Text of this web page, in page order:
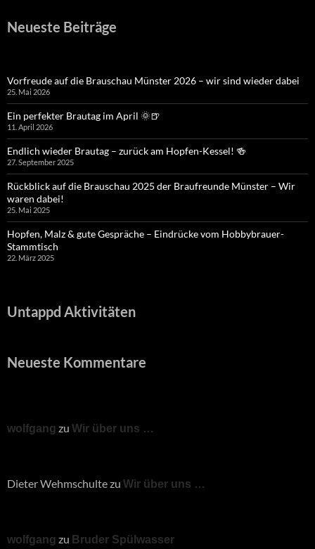
Neueste Beiträge
Vorfreude auf die Brauschau Münster 2026 – wir sind wieder dabei
25. Mai 2026
Ein perfekter Brautag im April 🌞🍺
11. April 2026
Endlich wieder Brautag – zurück am Hopfen-Kessel! 🍻
27. September 2025
Rückblick auf die Brauschau 2025 der Braufreunde Münster – Wir
waren dabei!
25. Mai 2025
Hopfen, Malz & gute Gespräche – Eindrücke vom Hobbybrauer-
Stammtisch
22. März 2025
Untappd Aktivitäten
Neueste Kommentare
wolfgang zu Wir über uns …
Dieter Wehmschultezu Wir über uns …
wolfgang zu Bruder Spülwasser